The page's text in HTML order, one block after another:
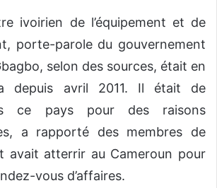
ivoirien de l’équipement et de
porte-parole du gouvernement
selon des sources, était en
depuis avril 2011. Il était de
ce pays pour des raisons
a rapporté des membres de
avait atterrir au Cameroun pour
vous d’affaires.